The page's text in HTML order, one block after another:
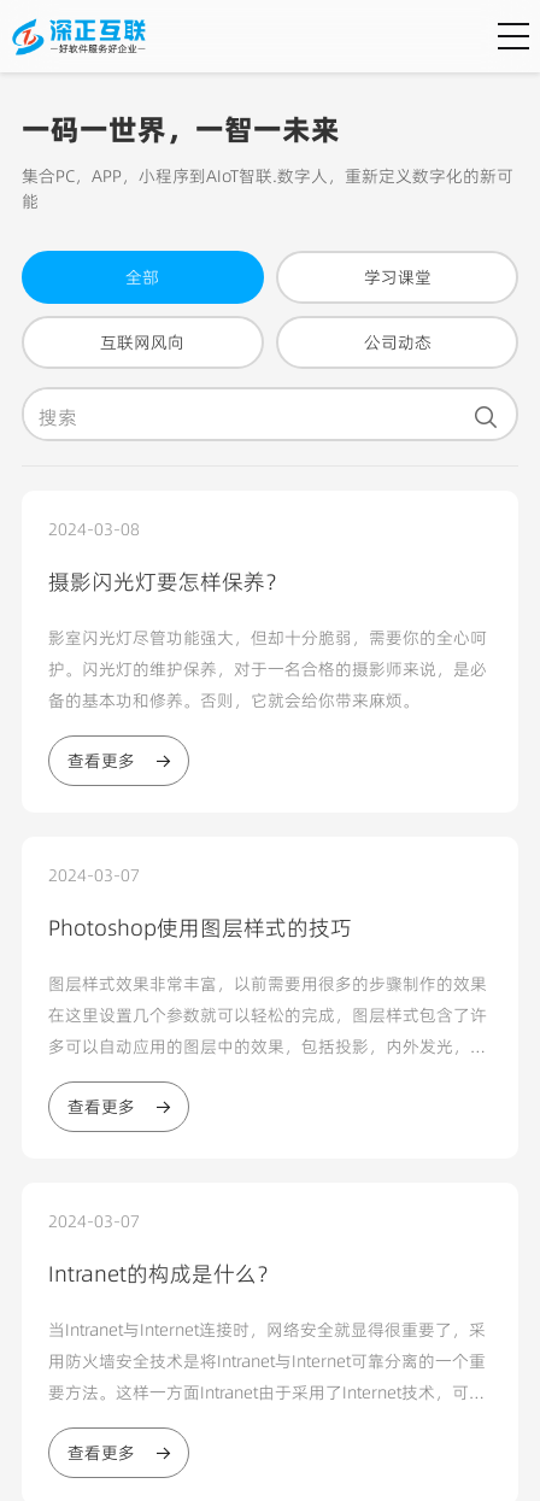
一码一世界，一智一未来
集合PC，APP，小程序到AIoT智联.数字人，重新定义数字化的新可
能
全部 学习课堂
互联网风向 公司动态
2024-03-08
摄影闪光灯要怎样保养？
影室闪光灯尽管功能强大，但却十分脆弱，需要你的全心呵
护。闪光灯的维护保养，对于一名合格的摄影师来说，是必
备的基本功和修养。否则，它就会给你带来麻烦。
查看更多
2024-03-07
Photoshop使用图层样式的技巧
图层样式效果非常丰富，以前需要用很多的步骤制作的效果
在这里设置几个参数就可以轻松的完成，图层样式包含了许
多可以自动应用的图层中的效果，包括投影，内外发光，斜
面与浮雕，描边，图案叠加等...
查看更多
2024-03-07
Intranet的构成是什么？
当Intranet与Internet连接时，网络安全就显得很重要了，采
用防火墙安全技术是将Intranet与Internet可靠分离的一个重
要方法。这样一方面Intranet由于采用了Internet技术，可获
得Internet上的信息资源;另一方面，由于采用了防火墙技
术，内部网义相对独立、安全...
查看更多